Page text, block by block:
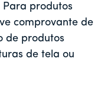
produtos
comprovante de
de produtos
de tela ou